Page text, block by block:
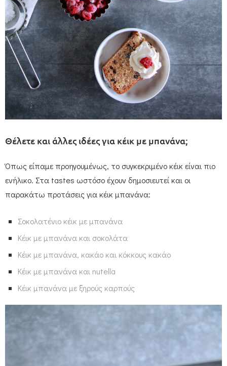
Θέλετε και άλλες ιδέες για κέικ με μπανάνα;
Όπως είπαμε προηγουμένως, το συγκεκριμένο κέικ είναι πιο
ενήλικο. Στα tastes ωστόσο έχουν δημοσιευτεί και οι
παρακάτω προτάσεις για κέικ μπανάνα:
Σοκολατένιο κέικ με μπανάνα
Κέικ με μπανάνα και σοκολάτα
Κέικ με μπανάνα, κακάο και κόκκους κακάο
Κέικ με μπανάνα και nutella
Κέικ μπανάνα με ξηρούς καρπούς